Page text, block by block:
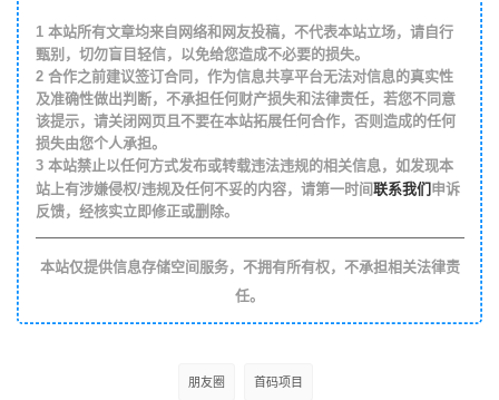
1本站所有文章均来自网络和网友投稿，不代表本站立场，请自行
甄别，切勿盲目轻信，以免给您造成不必要的损失。
2合作之前建议签订合同，作为信息共享平台无法对信息的真实性
及准确性做出判断，不承担任何财产损失和法律责任，若您不同意
该提示，请关闭网页且不要在本站拓展任何合作，否则造成的任何
损失由您个人承担。
3本站禁止以任何方式发布或转载违法违规的相关信息，如发现本
站上有涉嫌侵权/违规及任何不妥的内容，请第一时间联系我们申诉
反馈，经核实立即修正或删除。
本站仅提供信息存储空间服务，不拥有所有权，不承担相关法律责
任。
朋友圈 首码项目